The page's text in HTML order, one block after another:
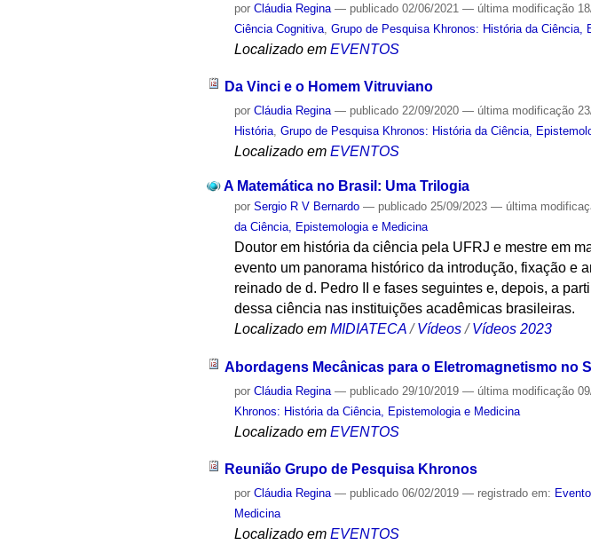
porCláudia Regina — publicado 02/06/2021— última modificação
Ciência Cognitiva ,Grupo de Pesquisa Khronos: História da Ciência,
Localizado em EVENTOS
Da Vinci e o Homem Vitruviano
porCláudia Regina — publicado 22/09/2020— última modificação
História,Grupo de Pesquisa Khronos: História da Ciência,
Localizado em EVENTOS
A Matemática no Brasil: Uma Trilogia
porSergio R V Bernardo — publicado 25/09/2023— última
da Ciência, Epistemologia e Medicina
Doutor em história da ciência pela UFRJ e mestre em
evento um panorama histórico da introdução, fixação e
reinado de d. Pedro II e fases seguintes e, depois, a
dessa ciência nas instituições acadêmicas brasileiras.
Localizado em MIDIATECA /Vídeos /Vídeos 2023
Abordagens Mecânicas para o Eletromagnetismo no
porCláudia Regina — publicado 29/10/2019— última modificação
Khronos: História da Ciência, Epistemologia e Medicina
Localizado em EVENTOS
Reunião Grupo de Pesquisa Khronos
porCláudia Regina — publicado 06/02/2019— registrado em:
Medicina
Localizado em EVENTOS